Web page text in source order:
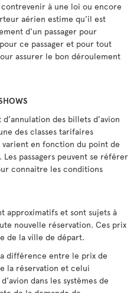
à une loi ou encore
aérien estime qu'il est
d'un passager pour
ce passager et pour tout
assurer le bon déroulement
des billets d’avion
des classes tarifaires
en fonction du point de
passagers peuvent se référer
connaitre les conditions
approximatifs et sont sujets à
nouvelle réservation. Ces prix
de la ville de départ.
différence entre le prix de
la réservation et celui
dans les systèmes de